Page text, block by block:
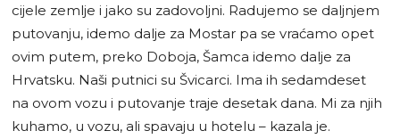
cijele zemlje i jako su zadovoljni. Radujemo se daljnjem
putovanju, idemo dalje za Mostar pa se vraćamo opet
ovim putem, preko Doboja, Šamca idemo dalje za
Hrvatsku. Naši putnici su Švicarci. Ima ih sedamdeset
na ovom vozu i putovanje traje desetak dana. Mi za njih
kuhamo, u vozu, ali spavaju u hotelu – kazala je.